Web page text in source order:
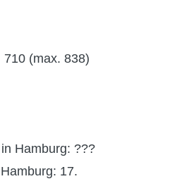
(max. 838)
Hamburg: ???
17.